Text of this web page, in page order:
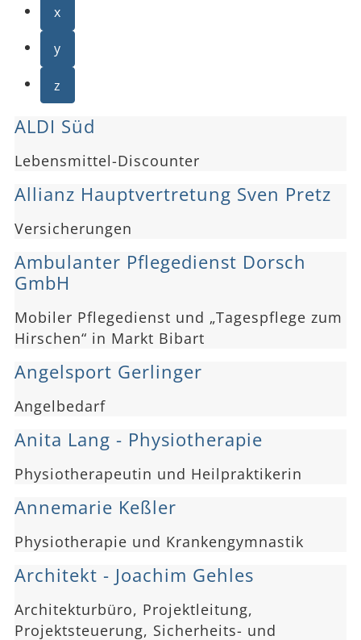
x
y
z
ALDI Süd
Lebensmittel-Discounter
Allianz Hauptvertretung Sven Pretz
Versicherungen
Ambulanter Pflegedienst Dorsch
GmbH
Mobiler Pflegedienst und „Tagespflege zum
Hirschen“ in Markt Bibart
Angelsport Gerlinger
Angelbedarf
Anita Lang - Physiotherapie
Physiotherapeutin und Heilpraktikerin
Annemarie Keßler
Physiotherapie und Krankengymnastik
Architekt - Joachim Gehles
Architekturbüro, Projektleitung,
Projektsteuerung, Sicherheits- und